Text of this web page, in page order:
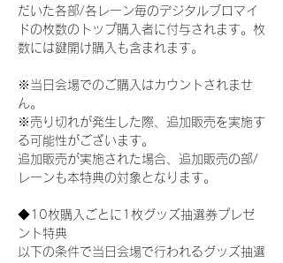
だいた各部/各レーン毎のデジタルブロマイ
ドの枚数のトップ購入者に付与されます。枚
数には鍵開け購入も含まれます。
※当日会場でのご購入はカウントされませ
ん。
※売り切れが発生した際、追加販売を実施す
る可能性がございます。
追加販売が実施された場合、追加販売の部/
レーンも本特典の対象となります。
◆10枚購入ごとに1枚グッズ抽選券プレゼ
ント特典
以下の条件で当日会場で行われるグッズ抽選